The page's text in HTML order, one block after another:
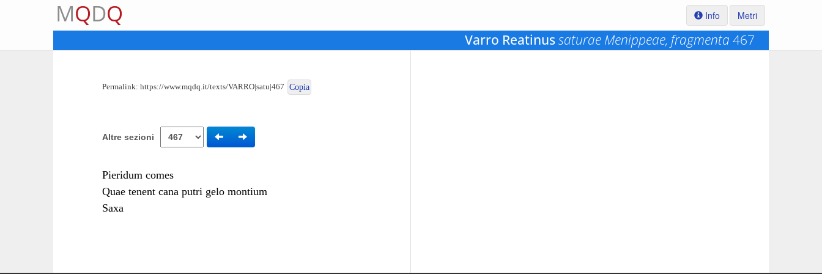
MQDQ Info Metri
Varro Reatinussaturae Menippeae, fragmenta 467
Permalink: https://www.mqdq.it/texts/VARRO|satu|467 Copia
Altre sezioni
Pieridum comes
Quae tenent cana putri gelo montium
Saxa